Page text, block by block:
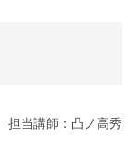
担当講師：凸ノ高秀